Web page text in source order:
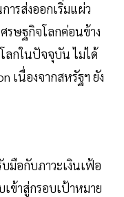
ารส่งออกเริ่มแผ่ว
รษฐกิจโลกค่อนข้าง
ลกในปัจจุบัน ไม่ได้
เนื่องจากสหรัฐฯ ยัง
บมือกับภาวะเงินเฟ้อ
ข้าสู่กรอบเป้าหมาย